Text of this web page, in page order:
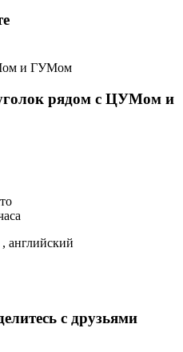
рядом c ЦУМом и
английский
с друзьями